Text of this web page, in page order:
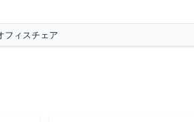
フィスチェア